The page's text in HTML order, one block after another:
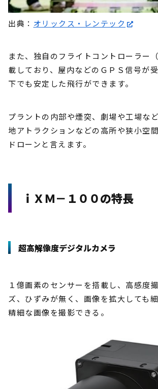
出典： オリックス・レンテック
また、独自のフライトコントローラー
載しており、屋内などのＧＰＳ信号が
下でも安定した飛行ができます。
プラントの内部や煙突、劇場や工場な
地アトラクションなどの高所や狭小空
ドローンと言えます。
ｉＸＭ－１００の特長
超高解像度デジタルカメラ
１億画素のセンサーを搭載し、高感度
ズ、ひずみが無く、画像を拡大しても
精細な画像を撮影できる。